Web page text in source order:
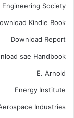
Society
Kindle Book
Download Report
sae Handbook
E. Arnold
Energy Institute
Industries